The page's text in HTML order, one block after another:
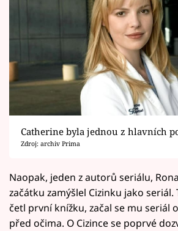
Catherine byla jednou z hlavních
Zdroj: archiv Prima
Naopak, jeden z autorů seriálu,
začátku zamýšlel Cizinku jako seriál.
četl první knížku, začal se mu seriál
před očima. O Cizince se poprvé